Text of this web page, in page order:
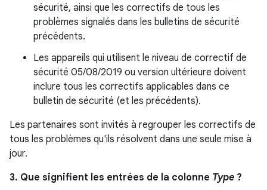
sécurité, ainsi que les correctifs de tous les
problèmes signalés dans les bulletins de sécurité
précédents.
Les appareils qui utilisent le niveau de correctif de
sécurité 05/08/2019 ou version ultérieure doivent
inclure tous les correctifs applicables dans ce
bulletin de sécurité (et les précédents).
Les partenaires sont invités à regrouper les correctifs de
tous les problèmes qu'ils résolvent dans une seule mise à
jour.
3. Que signifient les entrées de la colonne Type ?